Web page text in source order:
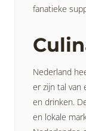
fanatieke
Nederland
er zijn tal van
en drinken.
en lokale